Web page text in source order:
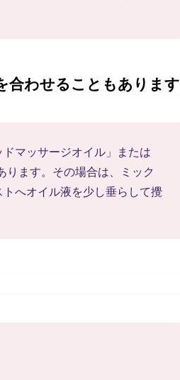
合わせることもあります
マッサージオイル」または
ります。その場合は、ミック
へオイル液を少し垂らして攪